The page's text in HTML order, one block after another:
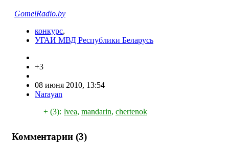
GomelRadio.by
конкурс,
УГАИ МВД Республики Беларусь
+3
08 июня 2010, 13:54
Narayan
+ (3): lvea, mandarin, chertenok
Комментарии (3)